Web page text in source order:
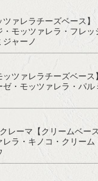
ァレラチーズベース】
モッツァレラ・フレッ
ジャーノ
ツァレラチーズベース
・モッツァレラ・パル
レーマ【クリームベース
ラ・キノコ・クリーム